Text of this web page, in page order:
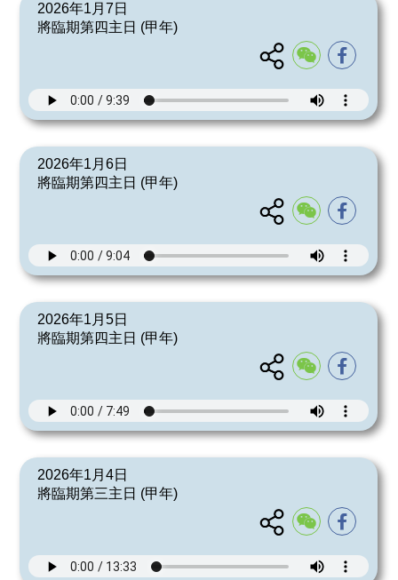
2026年1月7日
將臨期第四主日 (甲年)
2026年1月6日
將臨期第四主日 (甲年)
2026年1月5日
將臨期第四主日 (甲年)
2026年1月4日
將臨期第三主日 (甲年)